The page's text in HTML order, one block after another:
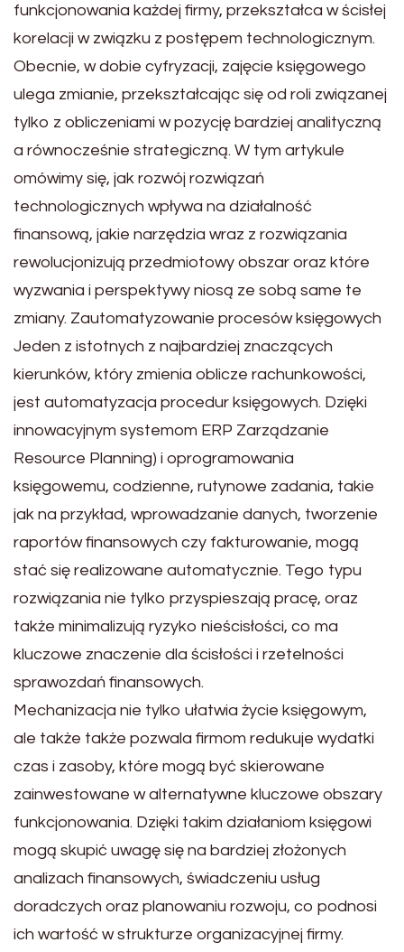
funkcjonowania każdej firmy, przekształca w ścisłej
korelacji w związku z postępem technologicznym.
Obecnie, w dobie cyfryzacji, zajęcie księgowego
ulega zmianie, przekształcając się od roli związanej
tylko z obliczeniami w pozycję bardziej analityczną
a równocześnie strategiczną. W tym artykule
omówimy się, jak rozwój rozwiązań
technologicznych wpływa na działalność
finansową, jakie narzędzia wraz z rozwiązania
rewolucjonizują przedmiotowy obszar oraz które
wyzwania i perspektywy niosą ze sobą same te
zmiany. Zautomatyzowanie procesów księgowych
Jeden z istotnych z najbardziej znaczących
kierunków, który zmienia oblicze rachunkowości,
jest automatyzacja procedur księgowych. Dzięki
innowacyjnym systemom ERP Zarządzanie
Resource Planning) i oprogramowania
księgowemu, codzienne, rutynowe zadania, takie
jak na przykład, wprowadzanie danych, tworzenie
raportów finansowych czy fakturowanie, mogą
stać się realizowane automatycznie. Tego typu
rozwiązania nie tylko przyspieszają pracę, oraz
także minimalizują ryzyko nieścisłości, co ma
kluczowe znaczenie dla ścisłości i rzetelności
sprawozdań finansowych.
Mechanizacja nie tylko ułatwia życie księgowym,
ale także także pozwala firmom redukuje wydatki
czas i zasoby, które mogą być skierowane
zainwestowane w alternatywne kluczowe obszary
funkcjonowania. Dzięki takim działaniom księgowi
mogą skupić uwagę się na bardziej złożonych
analizach finansowych, świadczeniu usług
doradczych oraz planowaniu rozwoju, co podnosi
ich wartość w strukturze organizacyjnej firmy.